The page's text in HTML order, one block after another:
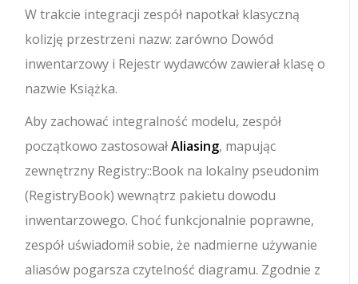
W trakcie integracji zespół napotkał klasyczną
kolizję przestrzeni nazw: zarówno Dowód
inwentarzowy i Rejestr wydawców zawierał klasę o
nazwie Książka.
Aby zachować integralność modelu, zespół
początkowo zastosowałAliasing, mapując
zewnętrzny Registry::Book na lokalny pseudonim
(RegistryBook) wewnątrz pakietu dowodu
inwentarzowego. Choć funkcjonalnie poprawne,
zespół uświadomił sobie, że nadmierne używanie
aliasów pogarsza czytelność diagramu. Zgodnie z